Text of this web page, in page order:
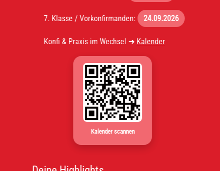
7. Klasse / Vorkonfirmanden: 24.09.2026
Konfi & Praxis im Wechsel ➜Kalender
Kalender scannen